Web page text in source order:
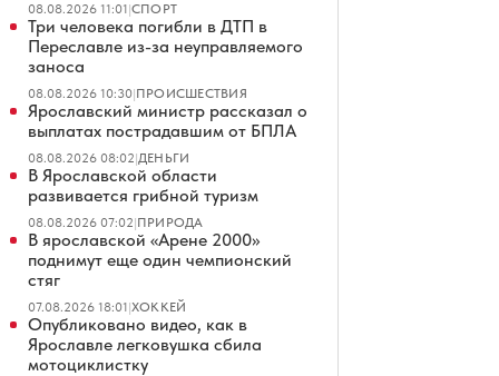
08.08.2026 11:01|СПОРТ
Три человека погибли в ДТП в
Переславле из-за неуправляемого
заноса
08.08.2026 10:30|ПРОИСШЕСТВИЯ
Ярославский министр рассказал о
выплатах пострадавшим от БПЛА
08.08.2026 08:02|ДЕНЬГИ
В Ярославской области
развивается грибной туризм
08.08.2026 07:02|ПРИРОДА
В ярославской «Арене 2000»
поднимут еще один чемпионский
стяг
07.08.2026 18:01|ХОККЕЙ
Опубликовано видео, как в
Ярославле легковушка сбила
мотоциклистку